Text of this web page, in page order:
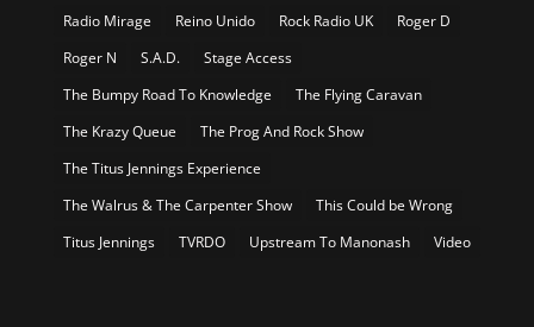
Radio Mirage
Reino Unido Rock Radio UK
Roger D
Roger N
S.A.D.
Stage Access
The Bumpy Road To Knowledge
The Flying Caravan
The Krazy Queue
The Prog And Rock Show
The Titus Jennings Experience
The Walrus & The Carpenter Show
This Could be Wrong
Titus Jennings
TVRDO Upstream To Manonash Video